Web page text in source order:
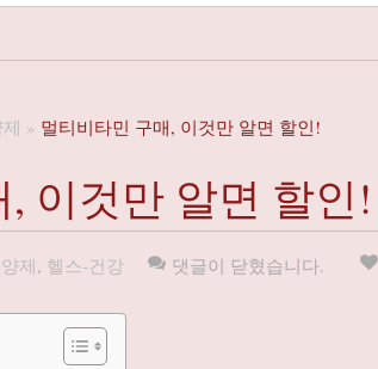
» 멀티비타민 구매, 이것만 알면 할인!
이것만 알면 할인!
제, 헬스-건강 댓글이 닫혔습니다.